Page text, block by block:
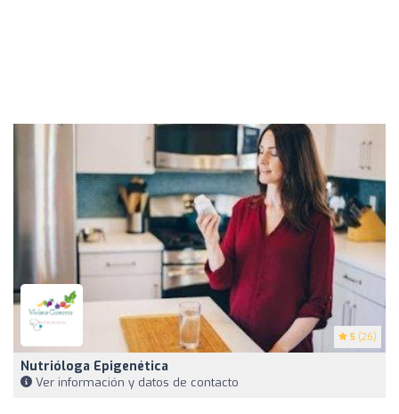
5 (26)
Nutrióloga Epigenética
Ver información y datos de contacto